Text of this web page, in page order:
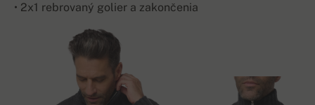
• 2x1 rebrovaný golier a zakončenia